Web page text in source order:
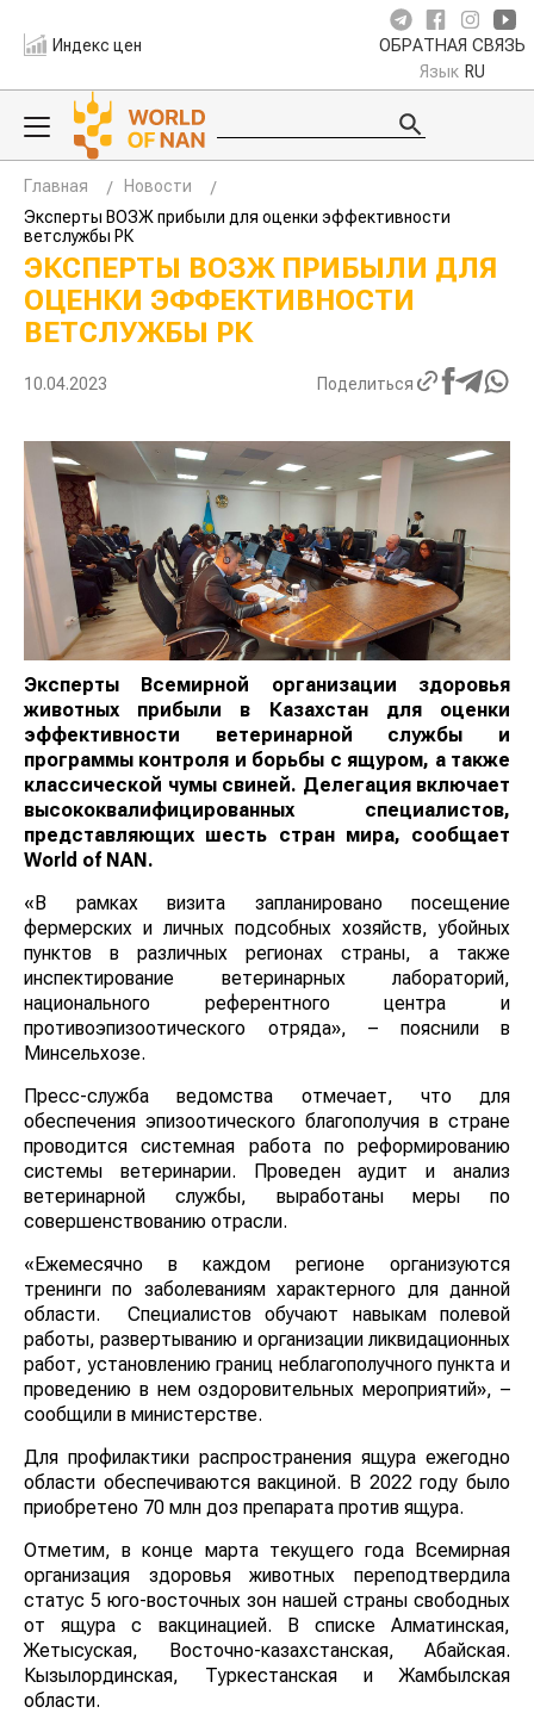
Индекс цен ОБРАТНАЯ СВЯЗЬ
Язык RU
Главная
Новости
Эксперты ВОЗЖ прибыли для оценки эффективности
ветслужбы РК
ЭКСПЕРТЫ ВОЗЖ ПРИБЫЛИ ДЛЯ
ОЦЕНКИ ЭФФЕКТИВНОСТИ
ВЕТСЛУЖБЫ РК
10.04.2023 Поделиться
Эксперты Всемирной организации здоровья
животных прибыли в Казахстан для оценки
эффективности ветеринарной службы и
программы контроля и борьбы с ящуром, а также
классической чумы свиней. Делегация включает
высококвалифицированных специалистов,
представляющих шесть стран мира, сообщает
World of NAN.
«В рамках визита запланировано посещение
фермерских и личных подсобных хозяйств, убойных
пунктов в различных регионах страны, а также
инспектирование ветеринарных лабораторий,
национального референтного центра и
противоэпизоотического отряда», – пояснили в
Минсельхозе.
Пресс-служба ведомства отмечает, что для
обеспечения эпизоотического благополучия в стране
проводится системная работа по реформированию
системы ветеринарии. Проведен аудит и анализ
ветеринарной службы, выработаны меры по
совершенствованию отрасли.
«Ежемесячно в каждом регионе организуются
тренинги по заболеваниям характерного для данной
области. Специалистов обучают навыкам полевой
работы, развертыванию и организации ликвидационных
работ, установлению границ неблагополучного пункта и
проведению в нем оздоровительных мероприятий», –
сообщили в министерстве.
Для профилактики распространения ящура ежегодно
области обеспечиваются вакциной. В 2022 году было
приобретено 70 млн доз препарата против ящура.
Отметим, в конце марта текущего года Всемирная
организация здоровья животных переподтвердила
статус 5 юго-восточных зон нашей страны свободных
от ящура с вакцинацией. В списке Алматинская,
Жетысуская, Восточно-казахстанская, Абайская.
Кызылординская, Туркестанская и Жамбылская
области.